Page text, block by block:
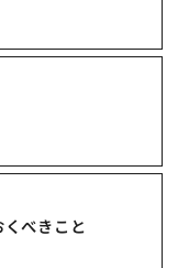
べきこと